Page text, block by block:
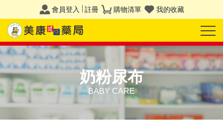
會員登入 註冊 購物清單 我的收藏
奶粉尿布
BABY CARE